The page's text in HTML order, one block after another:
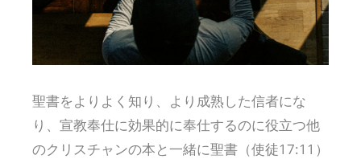
聖書をよりよく知り、より成熟した信者にな
り、宣教奉仕に効果的に奉仕するのに役立つ他
のクリスチャンの本と一緒に聖書（使徒17:11）